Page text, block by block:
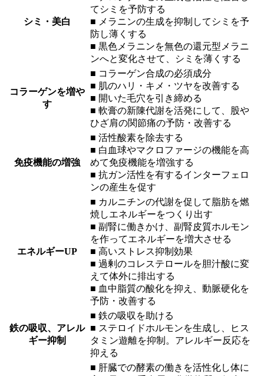
シミ・美白
てシミを予防する
■ メラニンの生成を抑制してシミを予
防し薄くする
■ 黒色メラニンを無色の還元型メラニ
ンへと変化させて、シミを薄くする
コラーゲンを増や
す
■ コラーゲン合成の必須成分
■ 肌のハリ・キメ・ツヤを改善する
■ 開いた毛穴を引き締める
■ 軟膏の新陳代謝を活発にして、股や
ひざ肩の関節痛の予防・改善する
免疫機能の増強
■ 活性酸素を除去する
■ 白血球やマクロファージの機能を高
めて免疫機能を増強する
■ 抗ガン活性を有するインターフェロ
ンの産生を促す
エネルギーUP
■ カルニチンの代謝を促して脂肪を燃
焼しエネルギーをつくり出す
■ 副腎に働きかけ、副腎皮質ホルモン
を作ってエネルギーを増大させる
■ 高いストレス抑制効果
■ 過剰のコレステロールを胆汁酸に変
えて体外に排出する
■ 血中脂質の酸化を抑え、動脈硬化を
予防・改善する
鉄の吸収、アレル
ギー抑制
■ 鉄の吸収を助ける
■ ステロイドホルモンを生成し、ヒス
タミン遊離を抑制。アレルギー反応を
抑える
■ 肝臓での酵素の働きを活性化し体に